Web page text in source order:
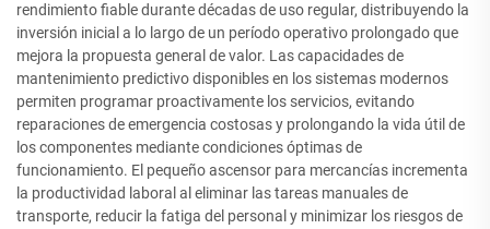
rendimiento fiable durante décadas de uso regular, distribuyendo la
inversión inicial a lo largo de un período operativo prolongado que
mejora la propuesta general de valor. Las capacidades de
mantenimiento predictivo disponibles en los sistemas modernos
permiten programar proactivamente los servicios, evitando
reparaciones de emergencia costosas y prolongando la vida útil de
los componentes mediante condiciones óptimas de
funcionamiento. El pequeño ascensor para mercancías incrementa
la productividad laboral al eliminar las tareas manuales de
transporte, reducir la fatiga del personal y minimizar los riesgos de